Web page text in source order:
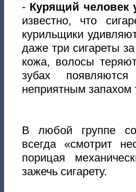
- Курящий человек
известно, что
курильщики
даже три сигареты
кожа, волосы
зубах
неприятным запахом
В любой группе
всегда «смотрит
порицая
зажечь сигарету.